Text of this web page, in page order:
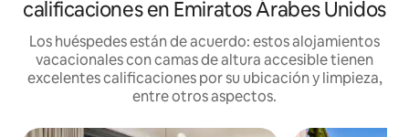
calificaciones en Emiratos Árabes Unidos
Los huéspedes están de acuerdo: estos alojamientos
vacacionales con camas de altura accesible tienen
excelentes calificaciones por su ubicación y limpieza,
entre otros aspectos.